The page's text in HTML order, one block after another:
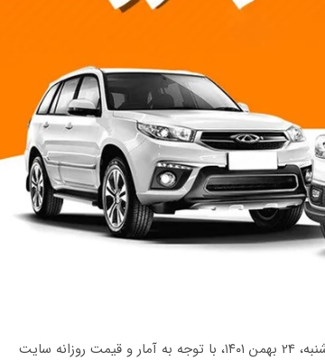
، قیمت خودرو صفر داخلی روز دوشنبه، 24 بهمن ۱۴۰۱، با توجه به آمار و قیمت روزانه سایت